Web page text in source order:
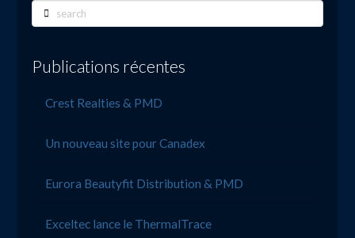
Search
Publications récentes
Crest Realties & PMD
Un nouveau site pour Canadex
Eurora Beautyfit Distribution & PMD
Exceltec lance le ThermalTrace